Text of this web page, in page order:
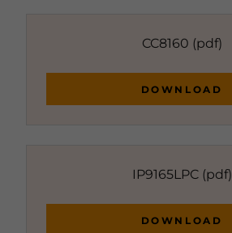
CC8160 (pdf)
DOWNLOAD
IP9165LPC(pdf)
DOWNLOAD